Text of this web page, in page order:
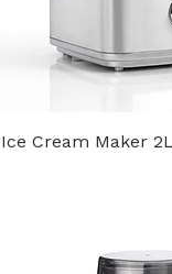
Ice Cream Maker 2L